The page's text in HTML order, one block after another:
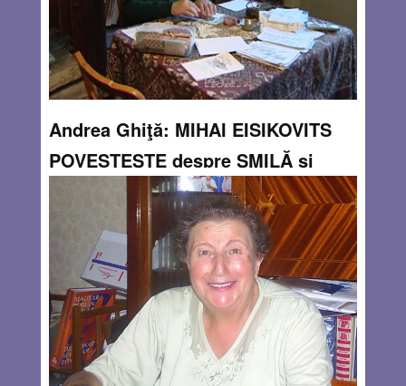
Andrea Ghiţă: MIHAI EISIKOVITS
POVESTEŞTE despre ŞMILĂ şi
Preambul: De câţiva ani încoace primesc cu drag
scrisorile prietenului meu nonagenar Mihai Eisikovits –
originar din Gherla şi, de câteva decenii, trăitor la Baia
Mare – cu mărturii ale unor vremuri despre care îşi
amintesc, pe zi ce trece,
Read more…
DEC 18, 2012 1 COMMENT